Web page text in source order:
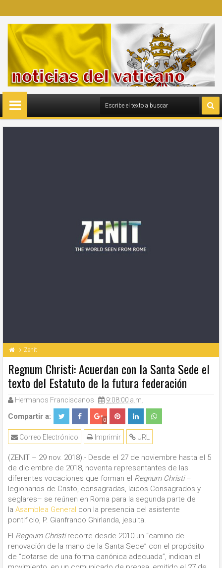
Zenit
Regnum Christi: Acuerdan con la Santa Sede el
texto del Estatuto de la futura federación
Hermanos Franciscanos 9:08:00 a.m.
Compartir a: 0
URL
Imprimir
Correo Electrónico
(ZENIT – 29 nov. 2018).- Desde el 27 de noviembre hasta el 5
de diciembre de 2018, noventa representantes de las
diferentes vocaciones que forman el Regnum Christi–
legionarios de Cristo, consagradas, laicos Consagrados y
seglares– se reúnen en Roma para la segunda parte de
la Asamblea General con la presencia del asistente
pontificio, P. Gianfranco Ghirlanda, jesuita.
El Regnum Christirecorre desde 2010 un “camino de
renovación de la mano de la Santa Sede” con el propósito
de “dotarse de una forma canónica adecuada”, indican el